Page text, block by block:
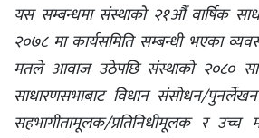
यस सम्बन्धमा संस्थाको २१औँ वार्षिक
२०७८ मा कार्यसमिति सम्बन्धी भएका
मतले आवाज उठेपछि संस्थाको २०८०
साधारणसभाबाट विधान संसोधन/
सहभागीतामूलक/प्रतिनिधीमूलक र उच्च